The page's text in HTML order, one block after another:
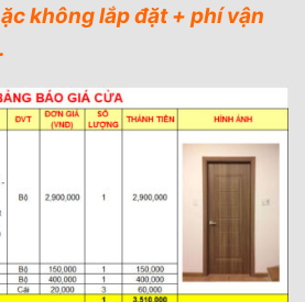
không lắp đặt + phí vận